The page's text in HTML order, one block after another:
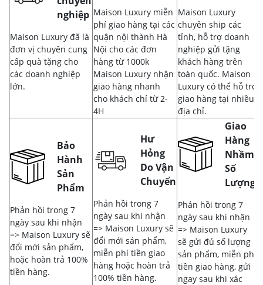
nghiệp
Maison Luxury đã là
đơn vị chuyên cung
cấp quà tặng cho
các doanh nghiệp
lớn.
Maison Luxury miễn
phí giao hàng tại các
quận nội thành Hà
Nội cho các đơn
hàng từ 1000k
Maison Luxury nhận
giao hàng nhanh
cho khách chỉ từ 2-
4H
Maison Luxury
chuyên ship các
tỉnh, hỗ trợ doanh
nghiệp gửi tặng
khách hàng trên
toàn quốc. Maison
Luxury có thể hỗ trợ
giao hàng tại nhiều
địa chỉ.
Bảo
Hành
Sản
Phẩm
Phản hồi trong 7
ngày sau khi nhận
=> Maison Luxury sẽ
đổi mới sản phẩm,
hoặc hoàn trả 100%
tiền hàng.
Hư
Hỏng
Do Vận
Chuyển
Phản hồi trong 7
ngày sau khi nhận
=> Maison Luxury sẽ
đổi mới sản phẩm,
miễn phí tiền giao
hàng hoặc hoàn trả
100% tiền hàng.
Giao
Hàng
Nhầm,
Số
Lượng
Phản hồi trong 7
ngày sau khi nhận
=> Maison Luxury
sẽ gửi đủ số lượng
sản phẩm, miễn phí
tiền giao hàng, gửi
ngay sau khi xác